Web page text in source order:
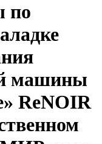
по
машины
ReNOIR